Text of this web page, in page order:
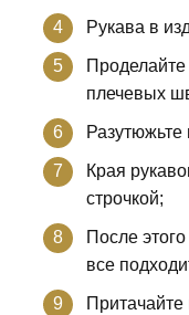
Рукава в
плечевых
Края
строчкой;
После
все
Притачайте